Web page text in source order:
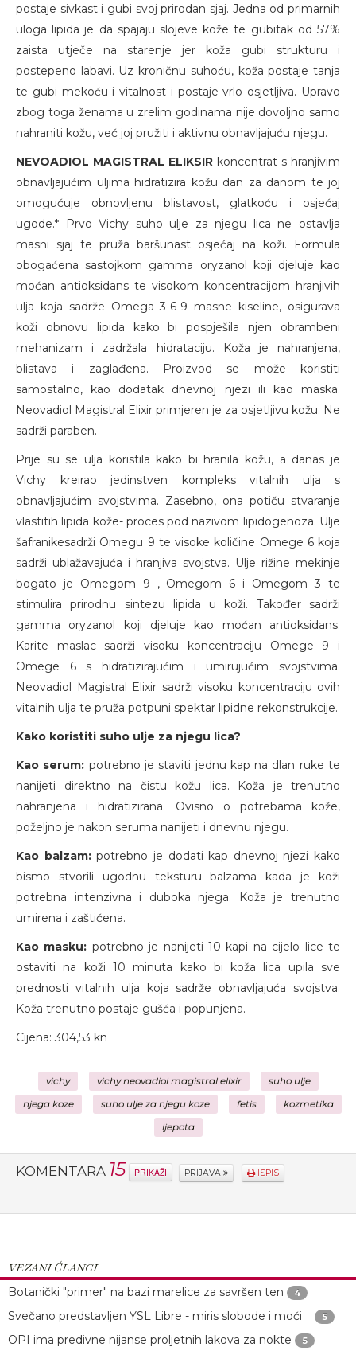
postaje sivkast i gubi svoj prirodan sjaj. Jedna od primarnih
uloga lipida je da spajaju slojeve kože te gubitak od 57%
zaista utječe na starenje jer koža gubi strukturu i
postepeno labavi. Uz kroničnu suhoću, koža postaje tanja
te gubi mekoću i vitalnost i postaje vrlo osjetljiva. Upravo
zbog toga ženama u zrelim godinama nije dovoljno samo
nahraniti kožu, već joj pružiti i aktivnu obnavljajuću njegu.
NEVOADIOL MAGISTRAL ELIKSIR koncentrat s hranjivim
obnavljajućim uljima hidratizira kožu dan za danom te joj
omogućuje obnovljenu blistavost, glatkoću i osjećaj
ugode.* Prvo Vichy suho ulje za njegu lica ne ostavlja
masni sjaj te pruža baršunast osjećaj na koži. Formula
obogaćena sastojkom gamma oryzanol koji djeluje kao
moćan antioksidans te visokom koncentracijom hranjivih
ulja koja sadrže Omega 3-6-9 masne kiseline, osigurava
koži obnovu lipida kako bi pospješila njen obrambeni
mehanizam i zadržala hidrataciju. Koža je nahranjena,
blistava i zaglađena. Proizvod se može koristiti
samostalno, kao dodatak dnevnoj njezi ili kao maska.
Neovadiol Magistral Elixir primjeren je za osjetljivu kožu. Ne
sadrži paraben.
Prije su se ulja koristila kako bi hranila kožu, a danas je
Vichy kreirao jedinstven kompleks vitalnih ulja s
obnavljajućim svojstvima. Zasebno, ona potiču stvaranje
vlastitih lipida kože- proces pod nazivom lipidogenoza. Ulje
šafranikesadrži Omegu 9 te visoke količine Omege 6 koja
sadrži ublažavajuća i hranjiva svojstva. Ulje rižine mekinje
bogato je Omegom 9 , Omegom 6 i Omegom 3 te
stimulira prirodnu sintezu lipida u koži. Također sadrži
gamma oryzanol koji djeluje kao moćan antioksidans.
Karite maslac sadrži visoku koncentraciju Omege 9 i
Omege 6 s hidratizirajućim i umirujućim svojstvima.
Neovadiol Magistral Elixir sadrži visoku koncentraciju ovih
vitalnih ulja te pruža potpuni spektar lipidne rekonstrukcije.
Kako koristiti suho ulje za njegu lica?
Kao serum: potrebno je staviti jednu kap na dlan ruke te
nanijeti direktno na čistu kožu lica. Koža je trenutno
nahranjena i hidratizirana. Ovisno o potrebama kože,
poželjno je nakon seruma nanijeti i dnevnu njegu.
Kao balzam:potrebno je dodati kap dnevnoj njezi kako
bismo stvorili ugodnu teksturu balzama kada je koži
potrebna intenzivna i duboka njega. Koža je trenutno
umirena i zaštićena.
Kao masku: potrebno je nanijeti 10 kapi na cijelo lice te
ostaviti na koži 10 minuta kako bi koža lica upila sve
prednosti vitalnih ulja koja sadrže obnavljajuća svojstva.
Koža trenutno postaje gušća i popunjena.
Cijena: 304,53 kn
vichy vichy neovadiol magistral elixir suho ulje
njega koze suho ulje za njegu koze fetis kozmetika
ljepota
KOMENTARA 15 PRIKAŽI PRIJAVA ISPIS
VEZANI ČLANCI
Botanički "primer" na bazi marelice za savršen ten
4
Svečano predstavljen YSL Libre - miris slobode i moći 5
OPI ima predivne nijanse proljetnih lakova za nokte 5